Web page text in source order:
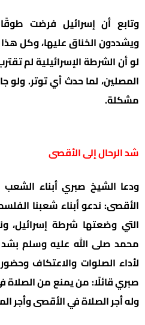
وتابع أن إسرائيل فرضت
ويشددون الخناق عليها، وكل هذا
لو أن الشرطة الإسرائيلية لم
المصلين، لما حدث أي توتر. ولو
مشكلة.
شد الرحال إلى الأقصى
ودعا الشيخ صبري أبناء الشعب
الأقصى: ندعو أبناء شعبنا
التي وضعتها شرطة إسرائيل،
محمد صلى الله عليه وسلم بشد
لأداء الصلوات والاعتكاف
صبري قائلًا: من يمنع من الصلاة
وله أجر الصلاة في الأقصى وأجر